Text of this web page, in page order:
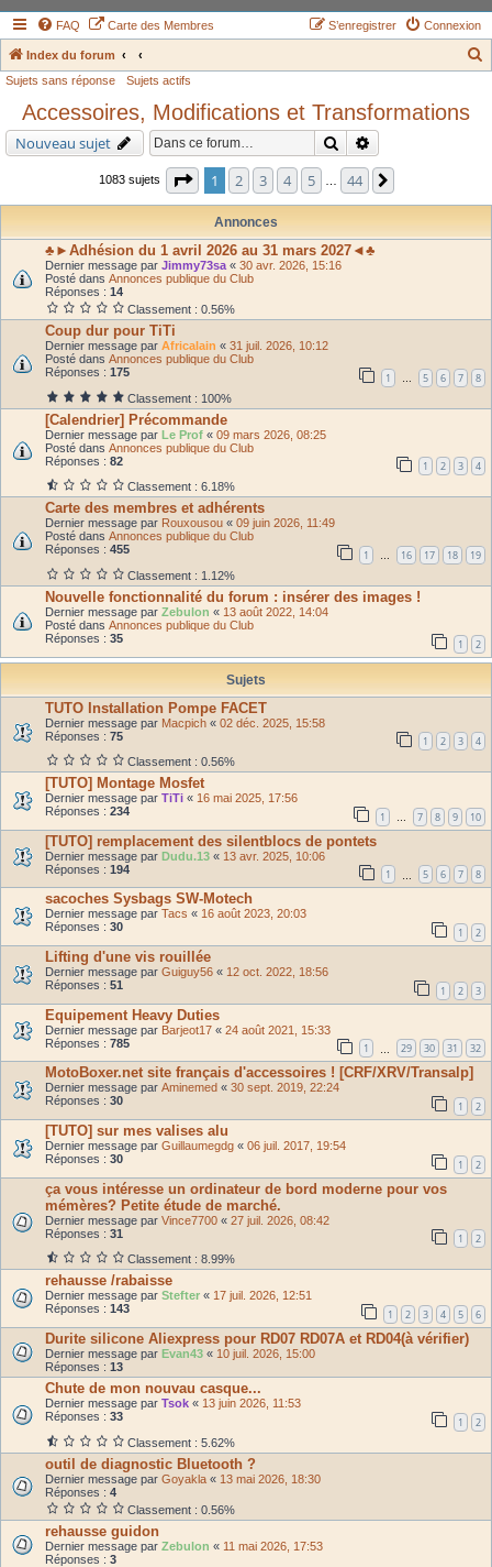
FAQ Carte des Membres Connexion
S’enregistrer
Index du forum
h
Sujets sans réponse Sujets actifs
Accessoires, Modifications et Transformations
Nouveau sujet Rechercher
1083 sujets Page sur44
1 2 3 4 5 44
Annonces
♣►Adhésion du 1 avril 2026 au 31 mars 2027◄♣
Dernier message par Jimmy73sa « 30 avr. 2026, 15:16
Posté dans Annonces publique du Club
Réponses : 14
Classement : 0.56%
Coup dur pour TiTi
Dernier message par Africalain « 31 juil. 2026, 10:12
Posté dans Annonces publique du Club
Réponses : 175 1 … 5 6 7 8
Classement : 100%
[Calendrier] Précommande
Dernier message par Le Prof « 09 mars 2026, 08:25
Posté dans Annonces publique du Club
Réponses : 82 1 2 3 4
Classement : 6.18%
Carte des membres et adhérents
Dernier message par Rouxousou « 09 juin 2026, 11:49
Posté dans Annonces publique du Club
Réponses : 455 1 … 16 17 18 19
Classement : 1.12%
Nouvelle fonctionnalité du forum : insérer des images !
Dernier message par Zebulon « 13 août 2022, 14:04
Posté dans Annonces publique du Club
Réponses : 35 1 2
Sujets
TUTO Installation Pompe FACET
Dernier message par Macpich « 02 déc. 2025, 15:58
Réponses : 75 1 2 3 4
Classement : 0.56%
[TUTO] Montage Mosfet
Dernier message par TiTi « 16 mai 2025, 17:56
Réponses : 234 1 … 7 8 9 10
[TUTO] remplacement des silentblocs de pontets
Dernier message par Dudu.13 « 13 avr. 2025, 10:06
Réponses : 194 1 5 6 7 8
sacoches Sysbags SW-Motech
Dernier message par Tacs « 16 août 2023, 20:03
Réponses : 30 1 2
Lifting d'une vis rouillée
Dernier message par Guiguy56 « 12 oct. 2022, 18:56
Réponses : 51 1 2 3
Equipement Heavy Duties
Dernier message par Barjeot17 « 24 août 2021, 15:33
Réponses : 785 1 29 30 31 32
MotoBoxer.net site français d'accessoires ! [CRF/XRV/Transalp]
Dernier message par Aminemed « 30 sept. 2019, 22:24
Réponses : 30 1 2
[TUTO] sur mes valises alu
Dernier message par Guillaumegdg « 06 juil. 2017, 19:54
Réponses : 30 1 2
ça vous intéresse un ordinateur de bord moderne pour vos
mémères? Petite étude de marché.
Dernier message par Vince7700 « 27 juil. 2026, 08:42
Réponses : 31 1 2
Classement : 8.99%
rehausse /rabaisse
Dernier message par Stefter « 17 juil. 2026, 12:51
Réponses : 143 1 2 3 4 5 6
Durite silicone Aliexpress pour RD07 RD07A et RD04(à vérifier)
Dernier message par Evan43 « 10 juil. 2026, 15:00
Réponses : 13
Chute de mon nouvau casque...
Dernier message par Tsok « 13 juin 2026, 11:53
Réponses : 33 1 2
Classement : 5.62%
outil de diagnostic Bluetooth ?
Dernier message par Goyakla « 13 mai 2026, 18:30
Réponses : 4
Classement : 0.56%
rehausse guidon
Dernier message par Zebulon « 11 mai 2026, 17:53
Réponses : 3